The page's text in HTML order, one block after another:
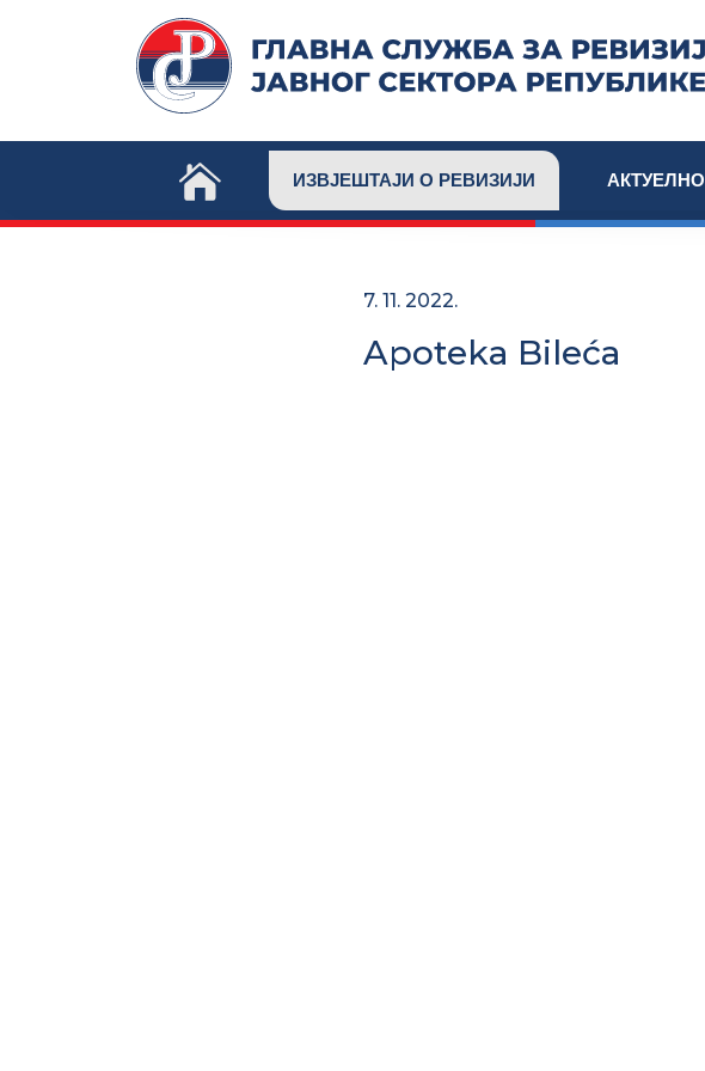
ИЗВЈЕШТАЈИ О РЕВИЗИЈИ АКТУЕЛНО
7. 11. 2022.
Apoteka Bileća